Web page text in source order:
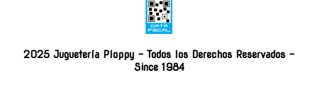
2025 Juguetería Ploppy - Todos los Derechos Reservados -
Since 1984